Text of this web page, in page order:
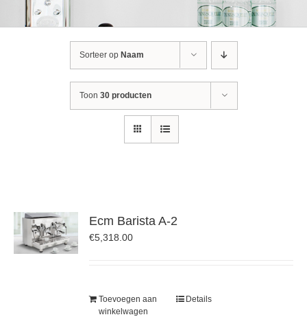
Sorteer op Naam
Toon 30 producten
Ecm Barista A-2
€5,318.00
Toevoegen aan
winkelwagen
Details